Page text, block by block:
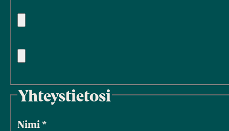
Yhteystietosi
Nimi *